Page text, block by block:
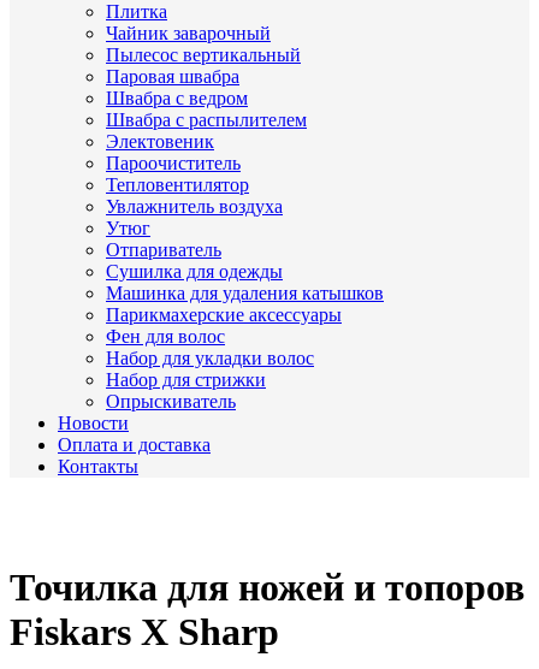
Плитка
Чайник заварочный
Пылесос вертикальный
Паровая швабра
Швабра с ведром
Швабра с распылителем
Электовеник
Пароочиститель
Тепловентилятор
Увлажнитель воздуха
Утюг
Отпариватель
Сушилка для одежды
Машинка для удаления катышков
Парикмахерские аксессуары
Фен для волос
Набор для укладки волос
Набор для стрижки
Опрыскиватель
Новости
Оплата и доставка
Контакты
Точилка для ножей и топоров
Fiskars X Sharp